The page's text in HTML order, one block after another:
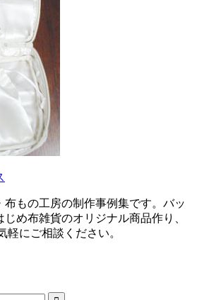
布もの工房の制作事例集です。バッ
め布雑貨のオリジナル商品作り、
軽にご相談ください。